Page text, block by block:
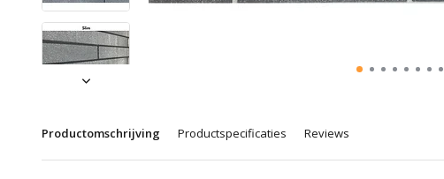
Productomschrijving Productspecificaties Reviews